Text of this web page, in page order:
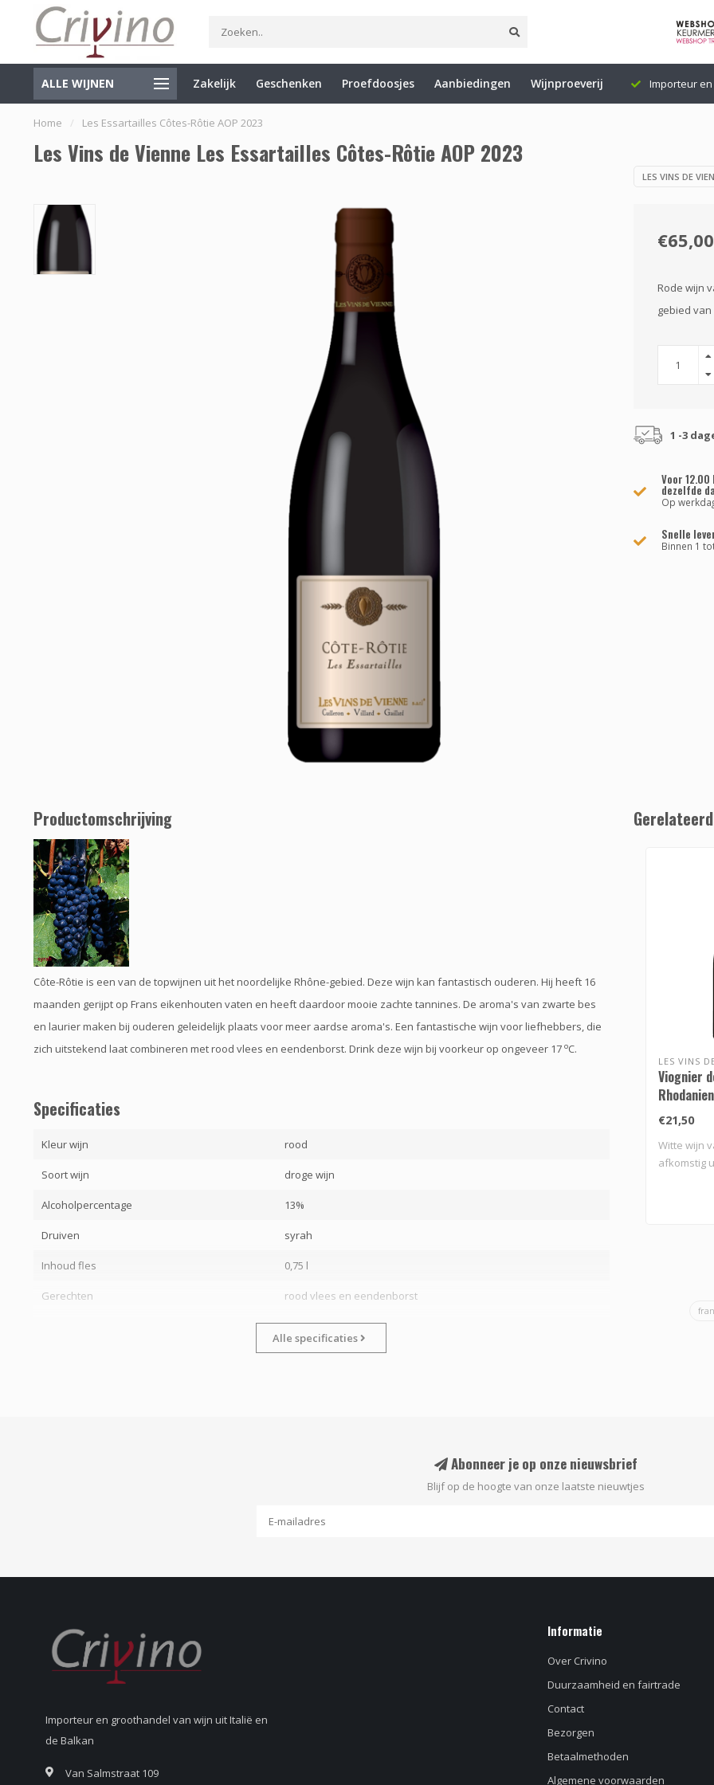
ALLE WIJNEN Zakelijk Geschenken Proefdoosjes Aanbiedingen Wijnproeverij
Specialist in Italië en de Balkan Gratis verzending vanaf €75 (NL) Levering binnen 1 tot 3 werkdagen Importeur
Home / Les Essartailles Côtes-Rôtie AOP 2023
Les Vins de Vienne Les Essartailles Côtes-Rôtie AOP 2023
LES VINS DE
€65,00
Rode wijn
gebied
1 -3
Voor
dezelfde
Op
Snelle
Binnen 1
Productomschrijving
Côte-Rôtie is een van de topwijnen uit het noordelijke Rhône-gebied. Deze wijn kan fantastisch ouderen. Hij heeft 16
maanden gerijpt op Frans eikenhouten vaten en heeft daardoor mooie zachte tannines. De aroma's van zwarte bes
en laurier maken bij ouderen geleidelijk plaats voor meer aardse aroma's. Een fantastische wijn voor liefhebbers, die
zich uitstekend laat combineren met rood vlees en eendenborst. Drink deze wijn bij voorkeur op ongeveer 17 oC.
Specificaties
Kleur wijn rood
Soort wijn droge wijn
Alcoholpercentage 13%
Druiven syrah
Inhoud fles 0,75 l
Gerechten rood vlees en eendenborst
Alle specificaties
LES VINS
Viognier
€21,50
Witte wijn
afkomstig
Abonneer je op onze nieuwsbrief
Blijf op de hoogte van onze laatste nieuwtjes
Importeur en groothandel van wijn uit Italië en
de Balkan
Van Salmstraat 109
Informatie
Over Crivino
Duurzaamheid en fairtrade
Contact
Bezorgen
Betaalmethoden
Algemene voorwaarden